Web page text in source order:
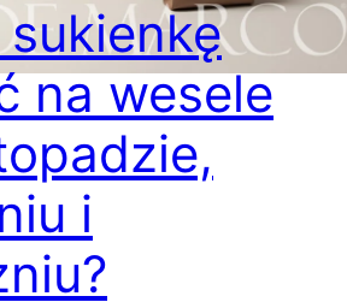
na wesele
i